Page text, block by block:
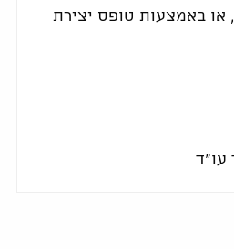
או באמצעות טופס יצירת
עו"ד